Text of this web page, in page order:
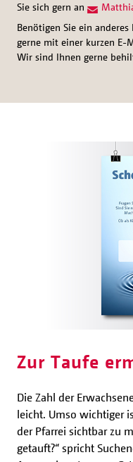
Sie sich gern an
Benötigen Sie ein
gerne mit einer kurzen E-
Wir sind Ihnen gerne
Zur Taufe
Die Zahl der
leicht. Umso wichtiger
der Pfarrei sichtbar zu
getauft?“ spricht